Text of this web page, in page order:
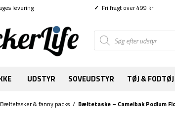
levering ✓ Fri fragt over 499 kr
Products
search
UDSTYR SOVEUDSTYR TØJ & FODTØJ
Bæltetasker & fanny packs / Bæltetaske – Camelbak Podium